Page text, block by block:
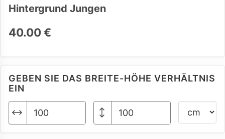
Hintergrund Jungen
40.00 €
GEBEN SIE DAS BREITE-HÖHE VERHÄLTNIS
EIN